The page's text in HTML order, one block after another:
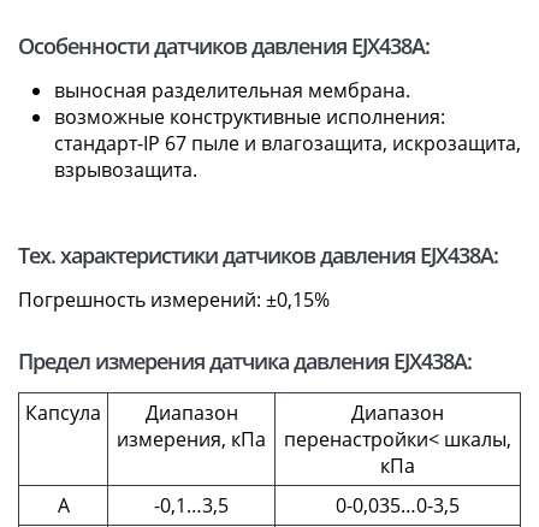
Особенности датчиков давления EJX438A:
выносная разделительная мембрана.
возможные конструктивные исполнения:
стандарт-IP 67 пыле и влагозащита, искрозащита,
взрывозащита.
Тех. характеристики датчиков давления EJX438A:
Погрешность измерений: ±0,15%
Предел измерения датчика давления EJX438A:
Капсула
Диапазон
измерения, кПа
Диапазон
перенастройки< шкалы,
кПа
A
-0,1…3,5
0-0,035…0-3,5